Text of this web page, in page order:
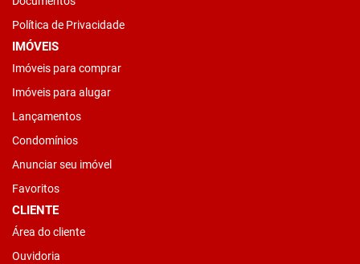
Política de Privacidade
IMÓVEIS
Imóveis para comprar
Imóveis para alugar
Lançamentos
Condomínios
Anunciar seu imóvel
Favoritos
CLIENTE
Área do cliente
Ouvidoria